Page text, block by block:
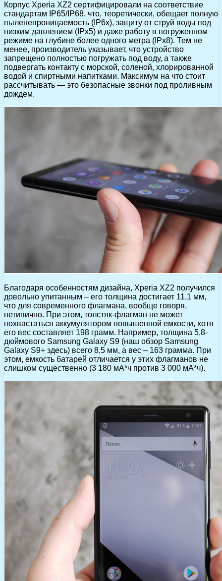
Корпус Xperia XZ2 сертифицировали на соответствие
стандартам IP65/IP68, что, теоретически, обещает полную
пыленепроницаемость (IP6x), защиту от струй воды под
низким давлением (IPx5) и даже работу в погруженном
режиме на глубине более одного метра (IPx8). Тем не
менее, производитель указывает, что устройство
запрещено полностью погружать под воду, а также
подвергать контакту с морской, соленой, хлорированной
водой и спиртными напитками. Максимум на что стоит
рассчитывать — это безопасные звонки под проливным
дождем.
Благодаря особенностям дизайна, Xperia XZ2 получился
довольно упитанным – его толщина достигает 11,1 мм,
что для современного флагмана, вообще говоря,
нетипично. При этом, толстяк-флагман не может
похвастаться аккумулятором повышенной емкости, хотя
его вес составляет 198 грамм. Например, толщина 5,8-
дюймового Samsung Galaxy S9 (наш обзор Samsung
Galaxy S9+ здесь) всего 8,5 мм, а вес – 163 грамма. При
этом, емкость батарей отличается у этих флагманов не
слишком существенно (3 180 мА*ч против 3 000 мА*ч).